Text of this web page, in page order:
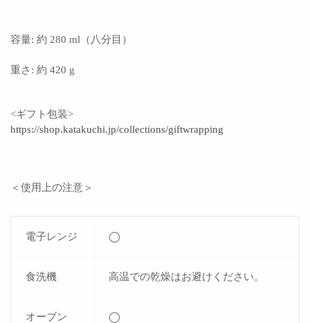
容量: 約 280 ml（八分目）
重さ: 約 420 g
<ギフト包装>
https://shop.katakuchi.jp/collections/giftwrapping
＜使用上の注意＞
電子レンジ ◯
食洗機 高温での乾燥はお避けください。
オーブン ◯